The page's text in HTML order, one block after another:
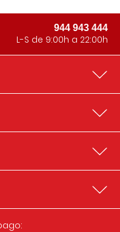
944 943 444
L-S de 9:00h a 22:00h